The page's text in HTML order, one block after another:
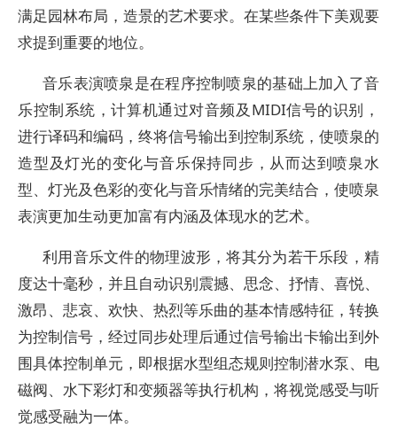
满足园林布局，造景的艺术要求。在某些条件下美观要
求提到重要的地位。
音乐表演喷泉是在程序控制喷泉的基础上加入了音
乐控制系统，计算机通过对音频及MIDI信号的识别，
进行译码和编码，终将信号输出到控制系统，使喷泉的
造型及灯光的变化与音乐保持同步，从而达到喷泉水
型、灯光及色彩的变化与音乐情绪的完美结合，使喷泉
表演更加生动更加富有内涵及体现水的艺术。
利用音乐文件的物理波形，将其分为若干乐段，精
度达十毫秒，并且自动识别震撼、思念、抒情、喜悦、
激昂、悲哀、欢快、热烈等乐曲的基本情感特征，转换
为控制信号，经过同步处理后通过信号输出卡输出到外
围具体控制单元，即根据水型组态规则控制潜水泵、电
磁阀、水下彩灯和变频器等执行机构，将视觉感受与听
觉感受融为一体。